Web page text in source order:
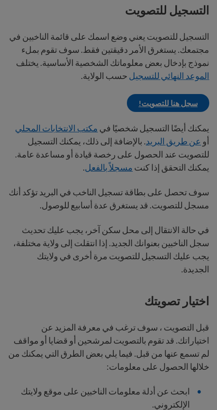
التسجيل للتصويت
التسجيل للتصويت يعني وضع اسمك على قائمة الناخبين في
مجتمعك. يستغرق الأمر دقيقتين فقط. سوف تقوم بملء
نموذج بإدخال بعض معلوماتك الشخصية الأساسية. يختلف
الموعد النهائي للتسجيل حسب الولاية.
سجل هنا للتصويت!
يمكنك أيضًا التسجيل شخصيًا في مكتب الانتخابات المحلي
أو عن طريق البريد. بالإضافة إلى ذلك، يمكنك التسجيل
للتصويت عند الحصول على رخصة قيادة أو مساعدة عامة.
يمكنك التحقق إذا كنت مسجلاً بالفعل.
سوف تحصل على بطاقة تسجيل الناخب في البريد تؤكد أنك
مسجل للتصويت. قد يستغرق عدة أسابيع للوصول.
في حالة الانتقال إلى محل سكن آخر، يجب عليك تحديث
سجل الناخبين بعنوانك الجديد. إذا انتقلت إلى ولاية مختلفة،
يجب عليك التسجيل للتصويت مرة أخرى في ولايتك
الجديدة.
اختيار تصويتك
قبل التصويت ، سوف ترغب في معرفة المزيد عن
اختياراتك. قد تقوم بالتصويت لمرشحين أو قضايا أو مواقف
لم تسمع عنها من قبل. فيما يلي بعض الطرق التي يمكنك من
خلالها الحصول على معلومات:
ابحث عن أدلة معلومات الناخبين على موقع ولايتك
الإلكتروني.